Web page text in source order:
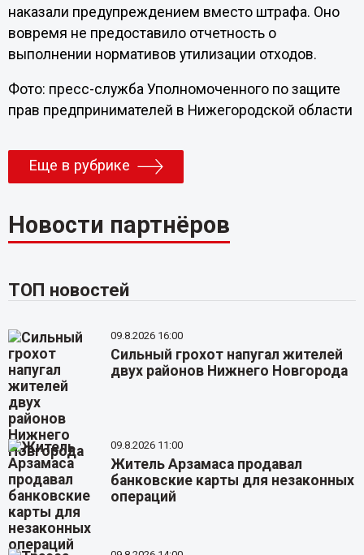
наказали предупреждением вместо штрафа. Оно
вовремя не предоставило отчетность о
выполнении нормативов утилизации отходов.
Фото: пресс-служба Уполномоченного по защите
прав предпринимателей в Нижегородской области
Еще в рубрике
Новости партнёров
ТОП новостей
09.8.2026 16:00
Сильный грохот напугал жителей
двух районов Нижнего Новгорода
09.8.2026 11:00
Житель Арзамаса продавал
банковские карты для незаконных
операций